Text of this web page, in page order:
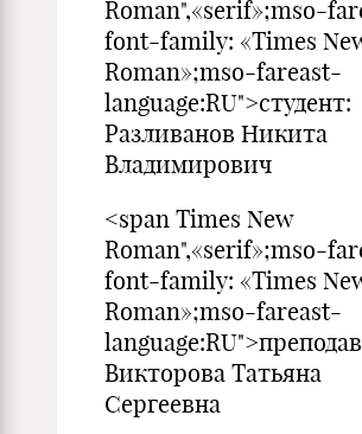
Roman",«serif»;mso-
font-family: «Times
Roman»;mso-fareast-
language:RU">студент:
Разливанов Никита
Владимирович
<span Times New
Roman",«serif»;mso-
font-family: «Times
Roman»;mso-fareast-
Викторова Татьяна
Сергеевна